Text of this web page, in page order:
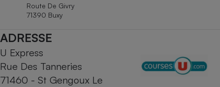
Route De Givry
71390 Buxy
ADRESSE
U Express
Rue Des Tanneries
71460 - St Gengoux Le
Climatiseur -
Ventilateur